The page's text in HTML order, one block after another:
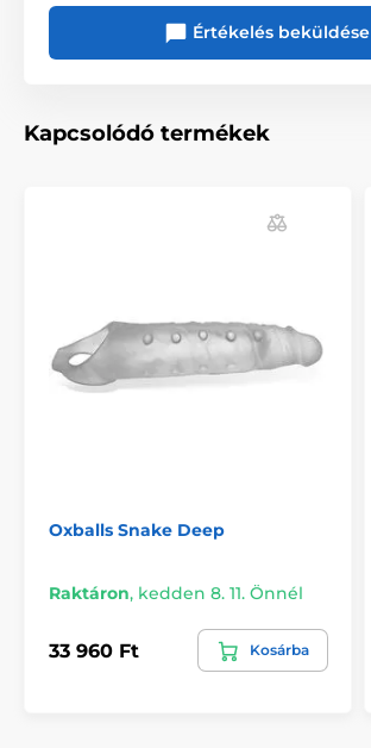
Értékelés beküldése
Kapcsolódó termékek
Oxballs Snake Deep
Raktáron, kedden 8. 11. Önnél
33 960 Ft Kosárba